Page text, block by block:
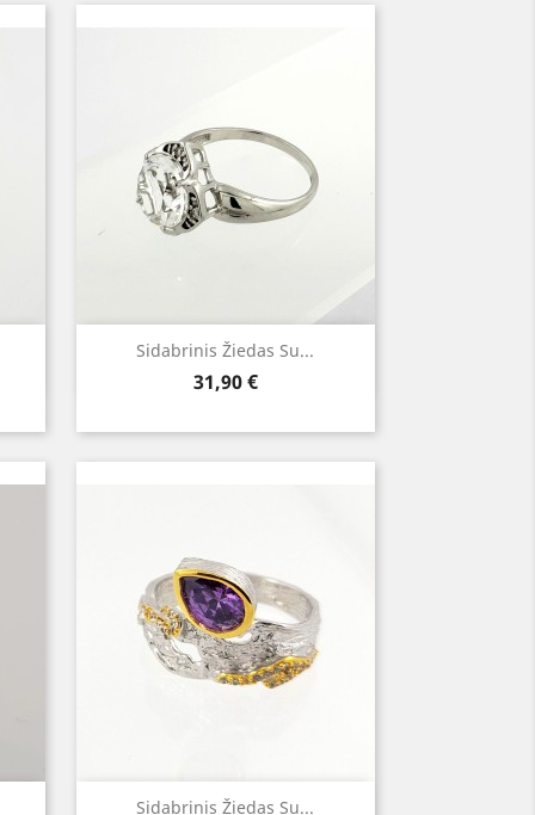
Sidabrinis Žiedas Su...
Kaina
31,90 €
Greita peržiūra
Sidabrinis Žiedas Su...
Greita peržiūra